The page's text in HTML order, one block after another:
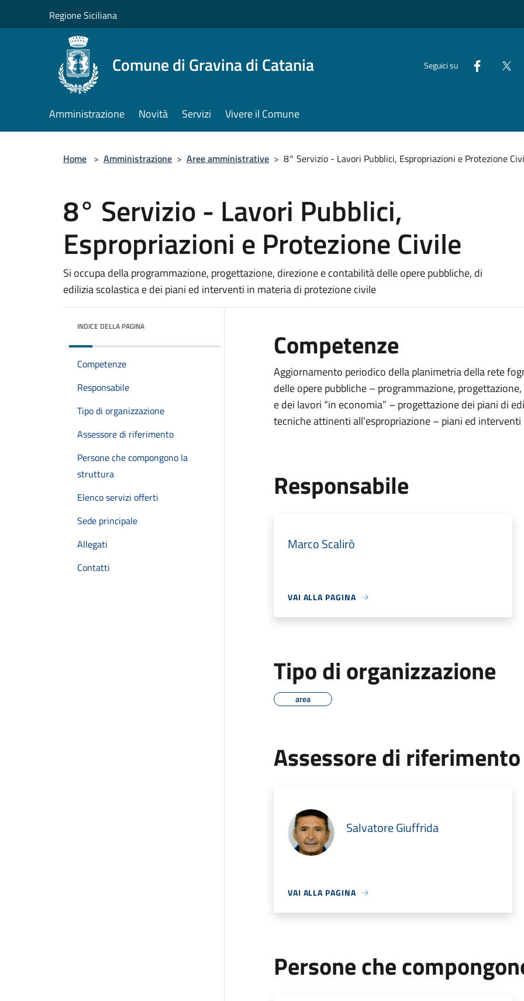
Regione Siciliana
Comune di Gravina di Catania Seguici su
Amministrazione Novità Servizi Vivere il Comune
Home > Amministrazione > Aree amministrative > 8° Servizio - Lavori Pubblici, Espropriazioni e Protezione
8° Servizio - Lavori Pubblici,
Espropriazioni e Protezione Civile
Si occupa della programmazione, progettazione, direzione e contabilità delle opere pubbliche, di
edilizia scolastica e dei piani ed interventi in materia di protezione civile
INDICE DELLA PAGINA
Competenze
Responsabile
Tipo di organizzazione
Assessore di riferimento
Persone che compongono la
struttura
Elenco servizi offerti
Sede principale
Allegati
Contatti
Competenze
Aggiornamento periodico della planimetria della rete
delle opere pubbliche – programmazione,
e dei lavori “in economia” – progettazione dei piani di
tecniche attinenti all’espropriazione – piani ed
Responsabile
Marco Scalirò
VAI ALLA PAGINA
Tipo di organizzazione
area
Assessore di riferimento
Salvatore Giuffrida
VAI ALLA PAGINA
Persone che